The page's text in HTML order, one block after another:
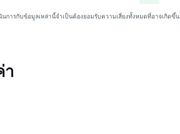
ารกับข้อมูลเหล่านี้จำเป็นต้องยอมรับความเสี่ยงทั้งหมดที่อาจเกิดขึ้น
า